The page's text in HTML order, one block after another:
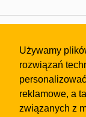
Używamy
rozwiązań
reklamowe, a
związanych z